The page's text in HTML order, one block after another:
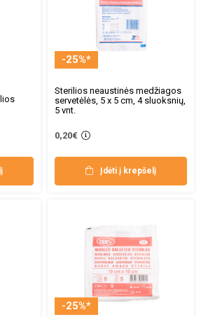
-25%*
Sterilios neaustinės medžiagos
servetėlės, 5 x 5 cm, 4 sluoksnių,
5 vnt.
0,20€
Įdėti į krepšelį
-25%*